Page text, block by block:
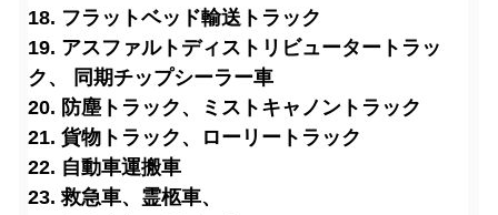
18. フラットベッド輸送トラック
19. アスファルトディストリビュータートラッ
ク、 同期チップシーラー車
20. 防塵トラック、ミストキャノントラック
21. 貨物トラック、ローリートラック
22. 自動車運搬車
23. 救急車、霊柩車、